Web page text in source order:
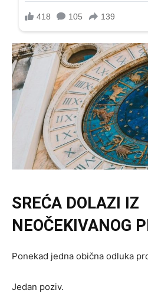
SREĆA DOLAZI IZ
NEOČEKIVANOG
Ponekad jedna obična odluka
Jedan poziv.